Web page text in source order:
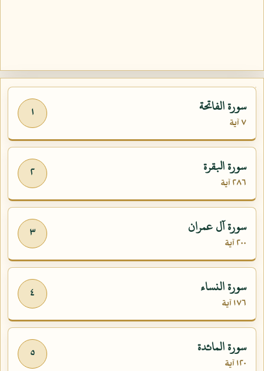
١ سورة الفاتحة
٧ آية
٢ سورة البقرة
٢٨٦ آية
٣ سورة آل عمران
٢٠٠ آية
٤ سورة النساء
١٧٦ آية
٥ سورة المائدة
١٢٠ آية